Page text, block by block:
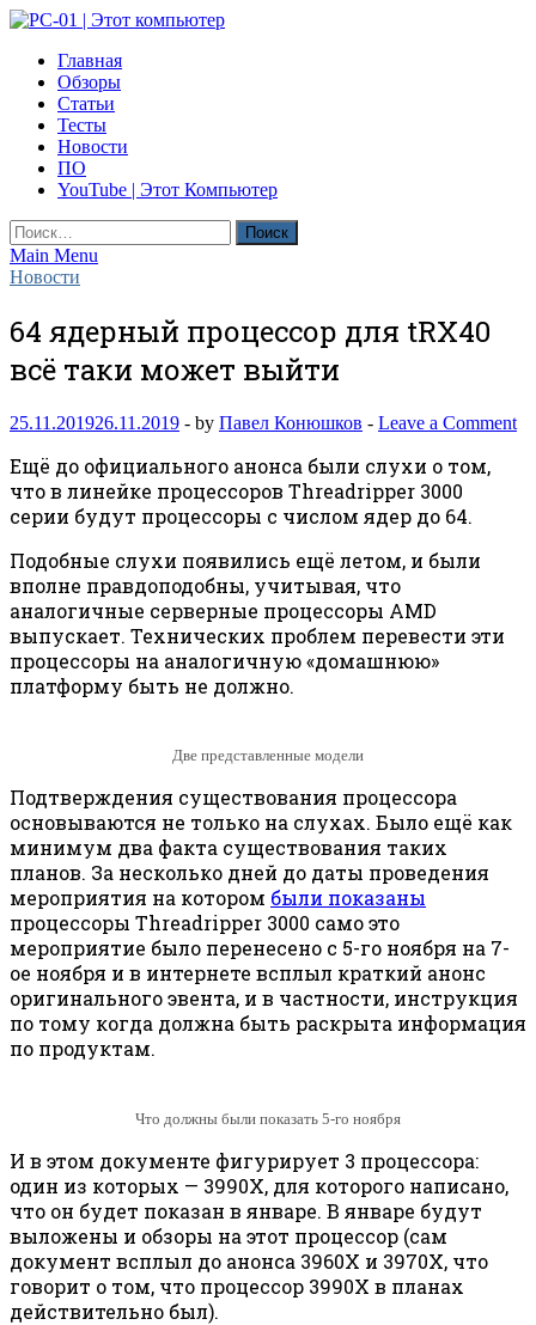
Skip
content
PC-01 | Этот компьютер
Компьютерные новости
Главная
Обзоры
Статьи
Тесты
Новости
ПО
YouTube | Этот Компьютер
Найти:
Main Menu
Новости
64 ядерный процессор для tRX40
всё таки может выйти
25.11.201926.11.2019 - by Павел Конюшков - Leave a Comment
Ещё до официального анонса были слухи о том,
что в линейке процессоров Threadripper 3000
серии будут процессоры с числом ядер до 64.
Подобные слухи появились ещё летом, и были
вполне правдоподобны, учитывая, что
аналогичные серверные процессоры AMD
выпускает. Технических проблем перевести эти
процессоры на аналогичную «домашнюю»
платформу быть не должно.
Две представленные модели
Подтверждения существования процессора
основываются не только на слухах. Было ещё как
минимум два факта существования таких
планов. За несколько дней до даты проведения
мероприятия на котором были показаны
процессоры Threadripper 3000 само это
мероприятие было перенесено с 5-го ноября на 7-
ое ноября и в интернете всплыл краткий анонс
оригинального эвента, и в частности, инструкция
по тому когда должна быть раскрыта информация
по продуктам.
Что должны были показать 5-го ноября
И в этом документе фигурирует 3 процессора:
один из которых — 3990X, для которого написано,
что он будет показан в январе. В январе будут
выложены и обзоры на этот процессор (сам
документ всплыл до анонса 3960X и 3970X, что
говорит о том, что процессор 3990X в планах
действительно был).